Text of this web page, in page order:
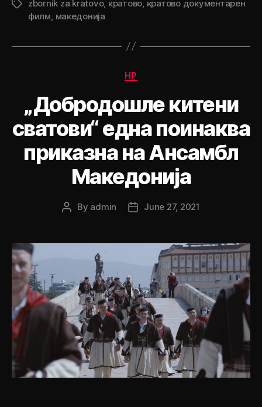
Tagszbornik za kratovo, кратово кратово документарен
филм македонија
Categories
НР
„Добродошле китени
сватови“ една поинаква
приказна на Ансамбл
Македонија
Post
By admin
PostJune 27, 2021